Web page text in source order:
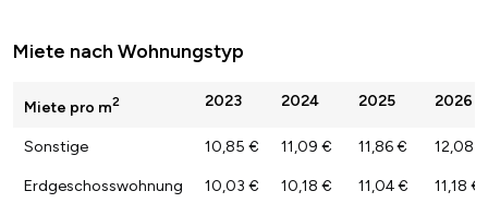
Miete nach Wohnungstyp
Miete pro m2 2023 2024 2025 2026
Sonstige 10,85 € 11,09 € 11,86 € 12,08 €
Erdgeschosswohnung 10,03 € 10,18 € 11,04 € 11,18 €